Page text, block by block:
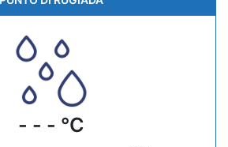
- - - °C